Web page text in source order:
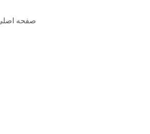
صفحه